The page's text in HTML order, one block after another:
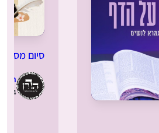
סיום
17.12.2024 |